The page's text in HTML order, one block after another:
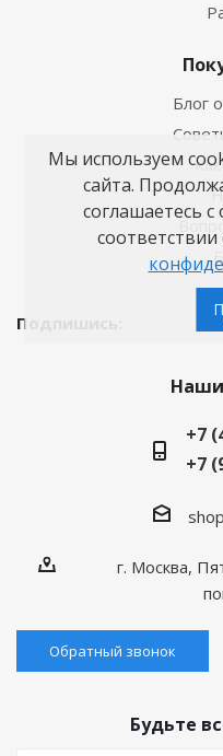
Блог
Подпишись:
+7
+7
г. Москва,
Обратный звонок
Будьте
Мы используем
сайта.
соглашаетесь